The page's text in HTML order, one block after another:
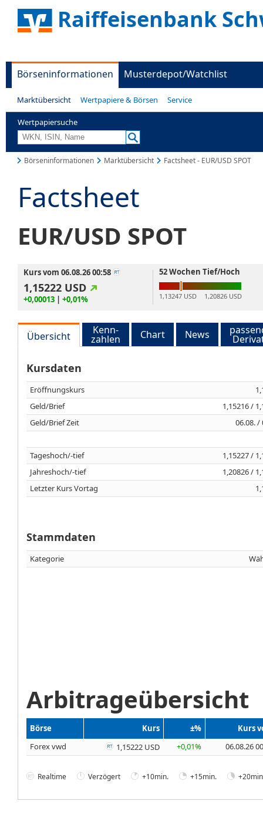
Raiffeisenbank
Börseninformationen Musterdepot/Watchlist
Marktübersicht Wertpapiere & Börsen Service
Wertpapiersuche
Börseninformationen Marktübersicht Factsheet - EUR/USD SPOT
Factsheet
EUR/USD SPOT
Kurs vom 06.08.26 00:58
1,15222 USD
+0,00013 | +0,01%
52 Wochen Tief/Hoch
1,13247 USD 1,20826 USD
Übersicht Kenn-
zahlen Chart News
Kursdaten
Eröffnungskurs
Geld/Brief
1,15216 /
Geld/Brief Zeit
06.08. /
Tageshoch/-tief
1,15227 /
Jahreshoch/-tief
1,20826 /
Letzter Kurs Vortag
Stammdaten
Kategorie
Arbitrageübersicht
Börse Kurs ±%
Kurs
Forex vwd
1,15222 USD +0,01% 06.08.26
Realtime Verzögert +10min. +15min.